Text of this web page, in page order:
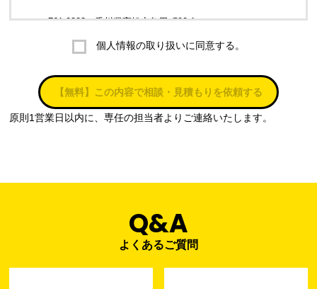
〒761-0323 香川県高松市亀田町90-1
株式会社ラブ・ラボ
電話：087-847-2000
電子メール：info@rub-lab.com
正当な事業遂行の範囲内で利用いたします。
個人情報の利用目的
当社通信販売における受発注業務のため
個人情報の取り扱いに同意する。
【無料】この内容で相談・見積もりを依頼する
原則1営業日以内に、専任の担当者よりご連絡いたします。
Q&A
よくあるご質問